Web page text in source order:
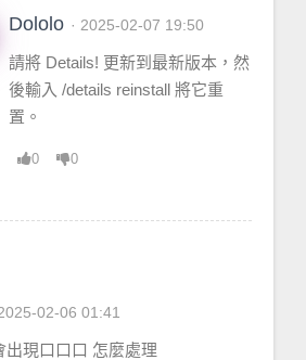
Dololo · 2025-02-07 19:50
請將 Details! 更新到最新版本，然
後輸入 /details reinstall 將它重
置。
0 0
02-06 01:41
出現口口口 怎麼處理